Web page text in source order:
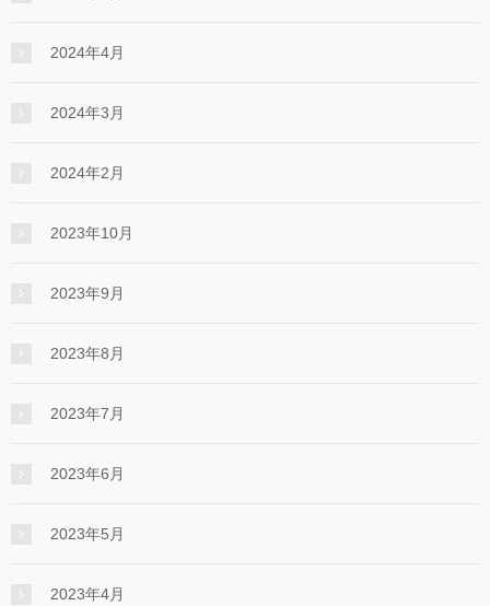
2024年4月
2024年3月
2024年2月
2023年10月
2023年9月
2023年8月
2023年7月
2023年6月
2023年5月
2023年4月